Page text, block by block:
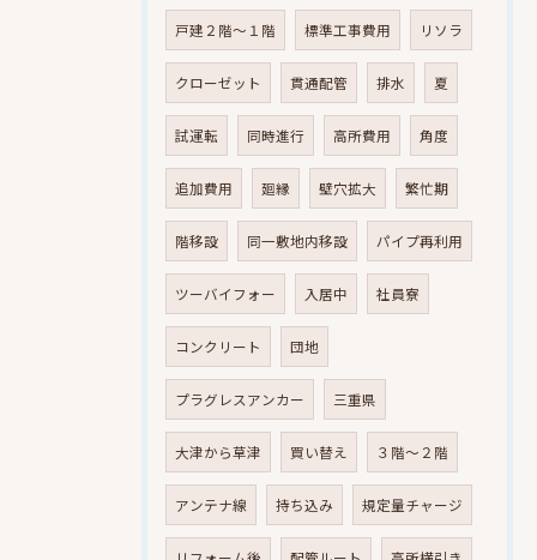
戸建２階～１階 標準工事費用 リソラ
クローゼット 貫通配管 排水 夏
試運転 同時進行 高所費用 角度
追加費用 廻縁 壁穴拡大 繁忙期
階移設 同一敷地内移設 パイプ再利用
ツーバイフォー 入居中 社員寮
コンクリート 団地
プラグレスアンカー 三重県
大津から草津 買い替え ３階～２階
アンテナ線 持ち込み 規定量チャージ